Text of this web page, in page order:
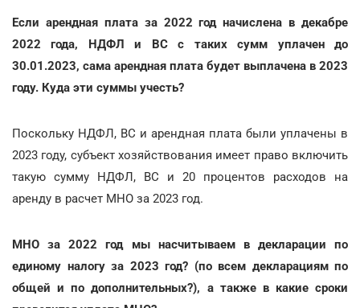
Если арендная плата за 2022 год начислена в декабре
2022 года, НДФЛ и ВС с таких сумм уплачен до
30.01.2023, сама арендная плата будет выплачена в 2023
году. Куда эти суммы учесть?
Поскольку НДФЛ, ВС и арендная плата были уплачены в
2023 году, субъект хозяйствования имеет право включить
такую сумму НДФЛ, ВС и 20 процентов расходов на
аренду в расчет МНО за 2023 год.
МНО за 2022 год мы насчитываем в декларации по
единому налогу за 2023 год? (по всем декларациям по
общей и по дополнительных?), а также в какие сроки